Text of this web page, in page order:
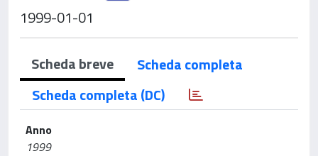
1999-01-01
Scheda breve
Scheda completa
Scheda completa (DC)
Anno
1999